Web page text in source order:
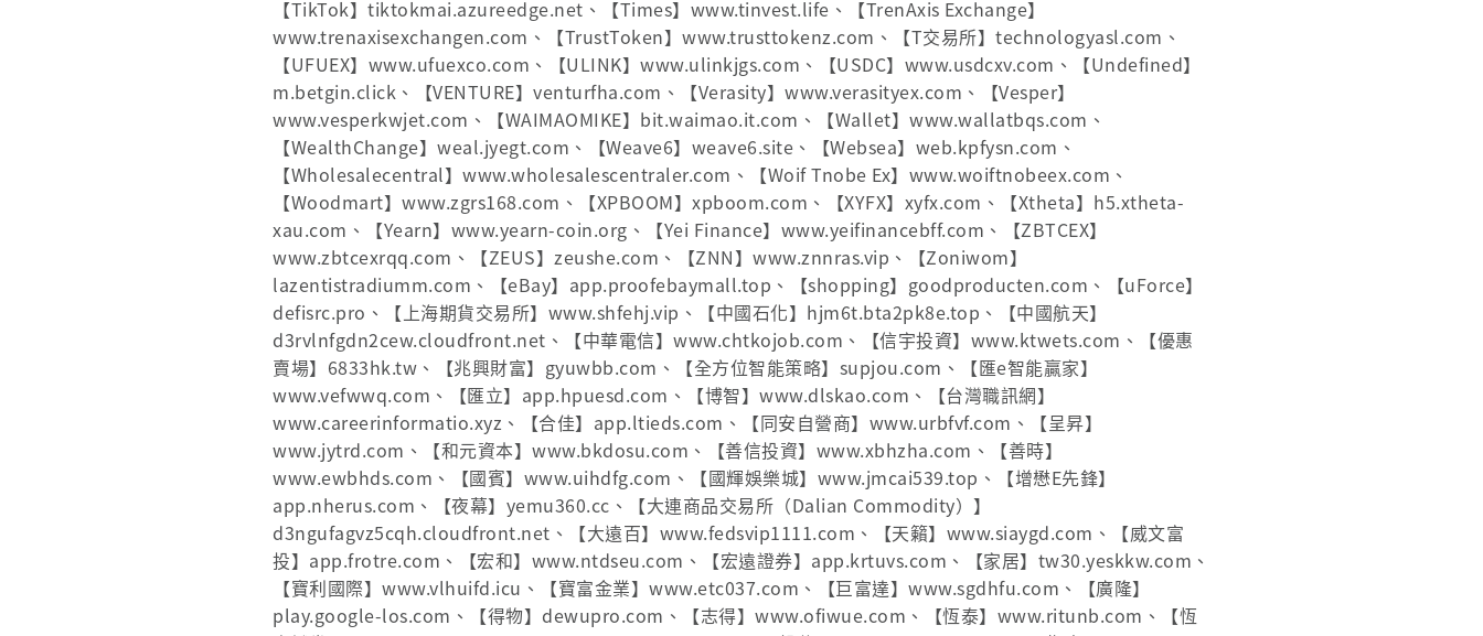
【TikTok】tiktokmai.azureedge.net、【Times】www.tinvest.life、【TrenAxis Exchange】
www.trenaxisexchangen.com、【TrustToken】www.trusttokenz.com、【T交易所】technologyasl.com、
【UFUEX】www.ufuexco.com、【ULINK】www.ulinkjgs.com、【USDC】www.usdcxv.com、【Undefined】
m.betgin.click、【VENTURE】venturfha.com、【Verasity】www.verasityex.com、【Vesper】
www.vesperkwjet.com、【WAIMAOMIKE】bit.waimao.it.com、【Wallet】www.wallatbqs.com、
【WealthChange】weal.jyegt.com、【Weave6】weave6.site、【Websea】web.kpfysn.com、
【Wholesalecentral】www.wholesalescentraler.com、【Woif Tnobe Ex】www.woiftnobeex.com、
【Woodmart】www.zgrs168.com、【XPBOOM】xpboom.com、【XYFX】xyfx.com、【Xtheta】h5.xtheta-
xau.com、【Yearn】www.yearn-coin.org、【Yei Finance】www.yeifinancebff.com、【ZBTCEX】
www.zbtcexrqq.com、【ZEUS】zeushe.com、【ZNN】www.znnras.vip、【Zoniwom】
lazentistradiumm.com、【eBay】app.proofebaymall.top、【shopping】goodproducten.com、【uForce】
defisrc.pro、【上海期貨交易所】www.shfehj.vip、【中國石化】hjm6t.bta2pk8e.top、【中國航天】
d3rvlnfgdn2cew.cloudfront.net、【中華電信】www.chtkojob.com、【信宇投資】www.ktwets.com、【優惠
賣場】6833hk.tw、【兆興財富】gyuwbb.com、【全方位智能策略】supjou.com、【匯e智能贏家】
www.vefwwq.com、【匯立】app.hpuesd.com、【博智】www.dlskao.com、【台灣職訊網】
www.careerinformatio.xyz、【合佳】app.ltieds.com、【同安自營商】www.urbfvf.com、【呈昇】
www.jytrd.com、【和元資本】www.bkdosu.com、【善信投資】www.xbhzha.com、【善時】
www.ewbhds.com、【國賓】www.uihdfg.com、【國輝娛樂城】www.jmcai539.top、【增懋E先鋒】
app.nherus.com、【夜幕】yemu360.cc、【大連商品交易所（Dalian Commodity）】
d3ngufagvz5cqh.cloudfront.net、【大遠百】www.fedsvip1111.com、【天籟】www.siaygd.com、【威文富
投】app.frotre.com、【宏和】www.ntdseu.com、【宏遠證券】app.krtuvs.com、【家居】tw30.yeskkw.com、
【寶利國際】www.vlhuifd.icu、【寶富金業】www.etc037.com、【巨富達】www.sgdhfu.com、【廣隆】
play.google-los.com、【得物】dewupro.com、【志得】www.ofiwue.com、【恆泰】www.ritunb.com、【恆